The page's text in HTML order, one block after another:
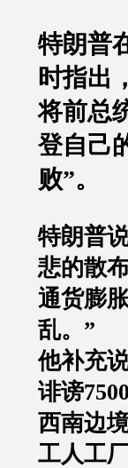
特朗普
时指出
将前总
登自己
败”。
特朗普
悲的散
通货膨
乱。”
他补充
诽谤
西南边
工人工